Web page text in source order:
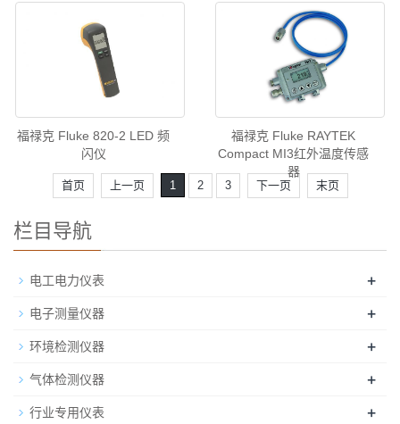
福禄克 Fluke 820-2 LED 频
闪仪
福禄克 Fluke RAYTEK
Compact MI3红外温度传感
器
首页 上一页 1 2 3 下一页 末页
栏目导航
电工电力仪表 +
电子测量仪器 +
环境检测仪器 +
气体检测仪器 +
行业专用仪表 +